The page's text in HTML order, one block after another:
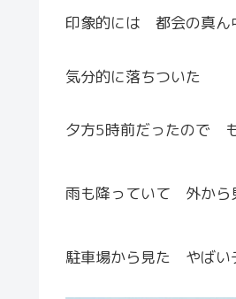
印象的には 都会の真ん
気分的に落ちついた
夕方5時前だったので
雨も降っていて 外から
駐車場から見た やば